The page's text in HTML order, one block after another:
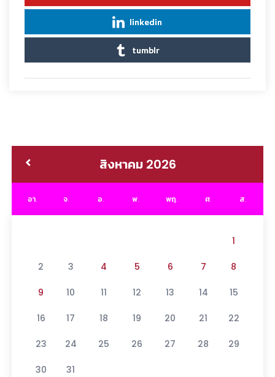
linkedin
tumblr
สิงหาคม 2026
อา. จ. อ. พ. พฤ. ศ. ส.
1
2 3 4 5 6 7 8
9 10 11 12 13 14 15
16 17 18 19 20 21 22
23 24 25 26 27 28 29
30 31